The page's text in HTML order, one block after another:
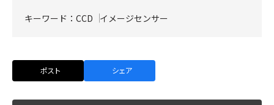
キーワード： CCD イメージセンサー
ポスト シェア